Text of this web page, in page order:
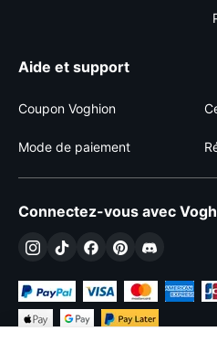
Aide et support
Coupon Voghion
Mode de paiement
Connectez-vous avec